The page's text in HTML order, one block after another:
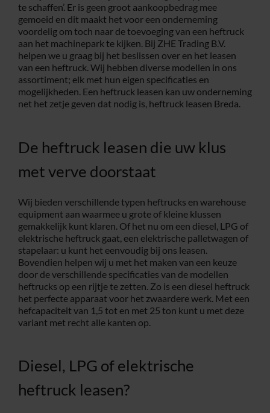
te schaffen’. Er is geen groot aankoopbedrag mee
gemoeid en dit maakt het voor een onderneming
voordelig om toch naar de toevoeging van een heftruck
aan het machinepark te kijken. Bij ZHE Trading B.V.
helpen we u graag bij het beslissen over en het leasen
van een heftruck. Wij hebben diverse modellen in ons
assortiment; elk met hun eigen specificaties en
mogelijkheden. Een heftruck leasen kan uw onderneming
net het zetje geven dat nodig is, heftruck leasen Breda.
De heftruck leasen die uw klus
met verve doorstaat
Wij bieden verschillende typen heftrucks en warehouse
equipment aan waarmee u grote of kleine klussen
gemakkelijk kunt klaren. Of het nu om een diesel, LPG of
elektrische heftruck gaat, een elektrische palletwagen of
stapelaar: u kunt het eenvoudig bij ons leasen.
Bovendien helpen wij u met het maken van een keuze
door de verschillende specificaties van de modellen
heftrucks op een rijtje te zetten. Zo is een diesel heftruck
het perfecte apparaat voor het zwaardere werk. Met een
hefcapaciteit van 1,5 tot en met 25 ton kunt u met deze
variant met recht alle kanten op.
Diesel, LPG of elektrische
heftruck leasen?